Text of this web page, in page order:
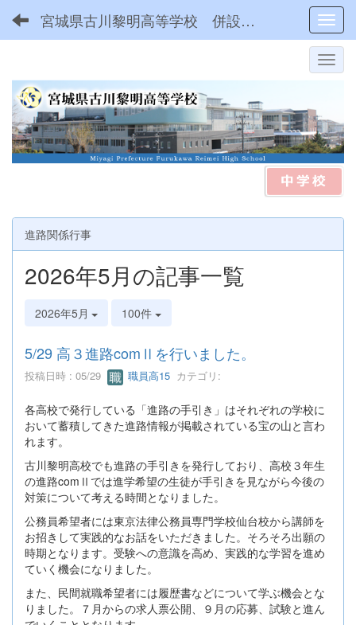
宮城県古川黎明高等学校 併設型中高一貫
進路関係行事
2026年5月の記事一覧
2026年5月 100件
5/29 高３進路comⅡを行いました。
投稿日時 : 05/29 職員高15 カテゴリ:
各高校で発行している「進路の手引き」はそれぞれの学校に
おいて蓄積してきた進路情報が掲載されている宝の山と言わ
れます。
古川黎明高校でも進路の手引きを発行しており、高校３年生
の進路comⅡでは進学希望の生徒が手引きを見ながら今後の
対策について考える時間となりました。
公務員希望者には東京法律公務員専門学校仙台校から講師を
お招きして実践的なお話をいただきました。そろそろ出願の
時期となります。受験への意識を高め、実践的な学習を進め
ていく機会になりました。
また、民間就職希望者には履歴書などについて学ぶ機会とな
りました。７月からの求人票公開、９月の応募、試験と進ん